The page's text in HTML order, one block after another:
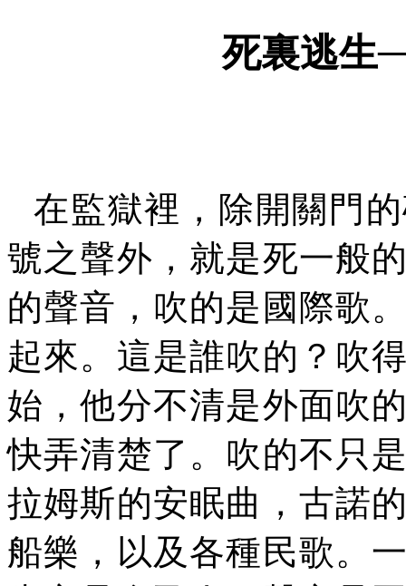
死裏逃生
在監獄裡，除開關門
號之聲外，就是死一般
的聲音，吹的是國際歌
起來。這是誰吹的？吹
始，他分不清是外面吹
快弄清楚了。吹的不只
拉姆斯的安眠曲，古諾
船樂，以及各種民歌。